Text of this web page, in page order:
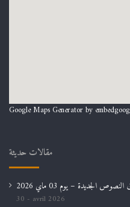
Google Maps Generator by
مقالات حديثة
الجديدة – يوم 03 ماي 2026
30 avril 2026